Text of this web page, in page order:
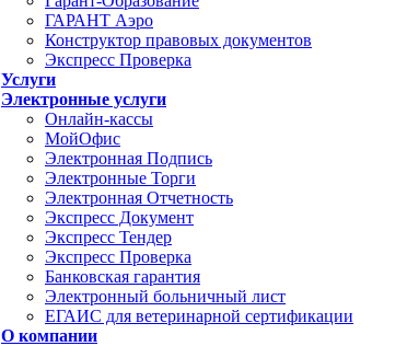
ГАРАНТ Аэро
Конструктор правовых документов
Экспресс Проверка
Услуги
Электронные услуги
Онлайн-кассы
МойОфис
Электронная Подпись
Электронные Торги
Электронная Oтчетность
Экспресс Документ
Экспресс Тендер
Экспресс Проверка
Банковская гарантия
Электронный больничный лист
ЕГАИС для ветеринарной сертификации
О компании